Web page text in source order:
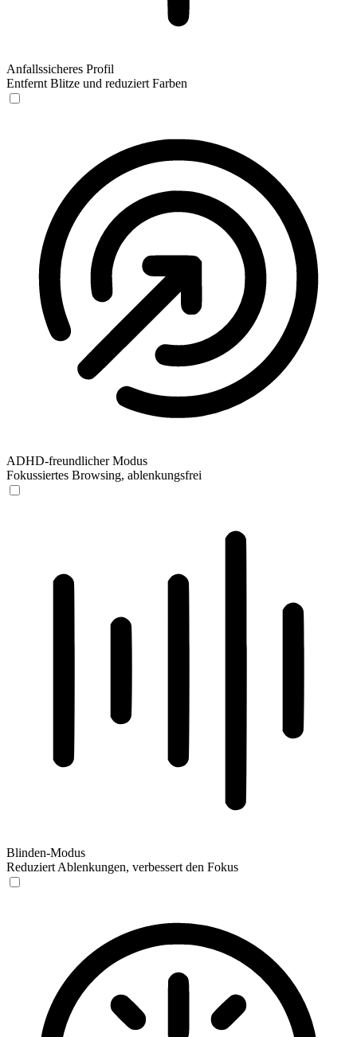
Anfallssicheres Profil
Entfernt Blitze und reduziert Farben
ADHD-freundlicher Modus
Fokussiertes Browsing, ablenkungsfrei
Blinden-Modus
Reduziert Ablenkungen, verbessert den Fokus